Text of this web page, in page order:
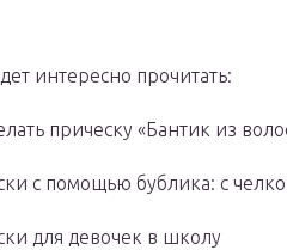
интересно прочитать:
прическу «Бантик из
с помощью бублика: с
для девочек в школу